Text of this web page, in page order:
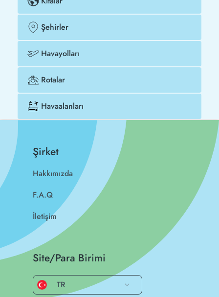
Şehirler
Havayolları
Rotalar
Havaalanları
Şirket
Hakkımızda
F.A.Q
İletişim
Site/Para Birimi
TR